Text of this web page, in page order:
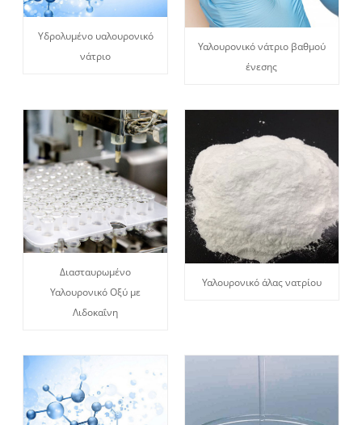
Υδρολυμένο υαλουρονικό
νάτριο
Υαλουρονικό νάτριο βαθμού
ένεσης
Διασταυρωμένο
Υαλουρονικό Οξύ με
Λιδοκαΐνη
Υαλουρονικό άλας νατρίου